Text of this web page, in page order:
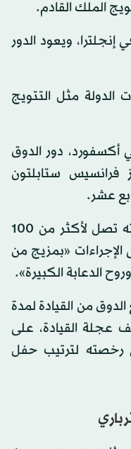
الملك القادم.
ويعود الدور
الدولة مثل التتويج
أكسفورد، دور الدوق
مايلز فرانسيس ستابلتون
عشر.
يبدو أن إدوارد، الذي يقال إن ثروته تصل لأكثر من 100
«بمزيج من
الدعابة الكبيرة».
من القيادة لمدة
عجلة القيادة، على
رخصته لترتيب حفل